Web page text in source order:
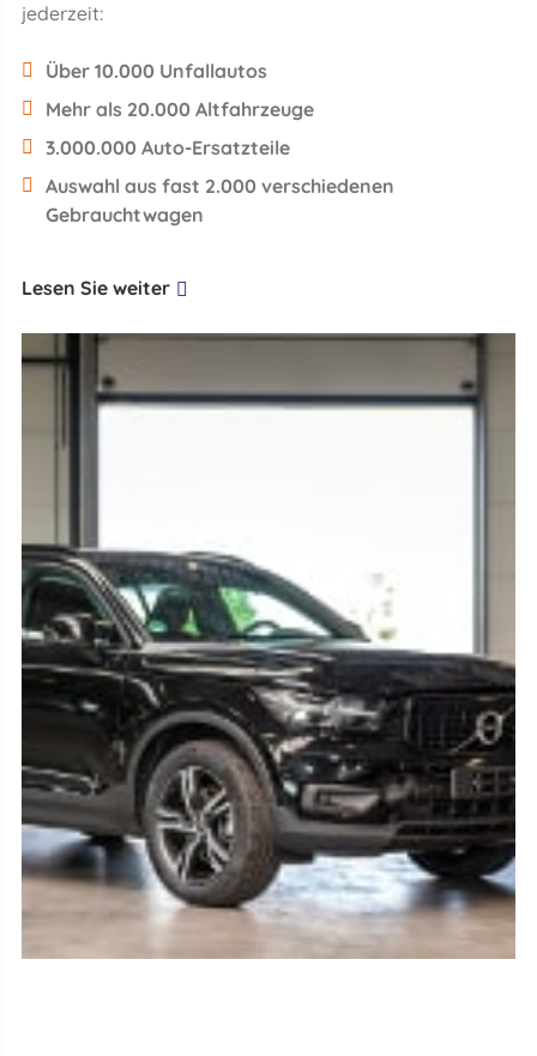
jederzeit:
Über 10.000 Unfallautos
Mehr als 20.000 Altfahrzeuge
3.000.000 Auto-Ersatzteile
Auswahl aus fast 2.000 verschiedenen
Gebrauchtwagen
Lesen Sie weiter